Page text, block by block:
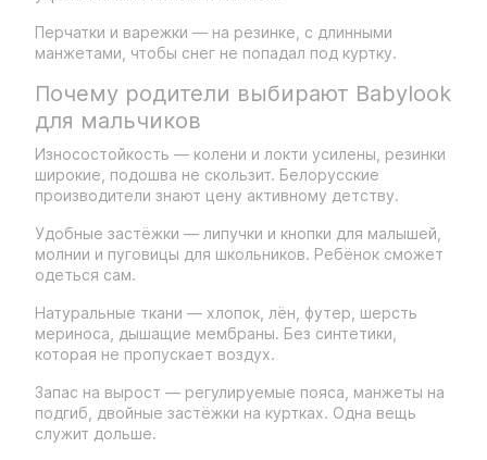
Перчатки и варежки — на резинке, с длинными
манжетами, чтобы снег не попадал под куртку.
Почему родители выбирают Babylook
для мальчиков
Износостойкость — колени и локти усилены, резинки
широкие, подошва не скользит. Белорусские
производители знают цену активному детству.
Удобные застёжки — липучки и кнопки для малышей,
молнии и пуговицы для школьников. Ребёнок сможет
одеться сам.
Натуральные ткани — хлопок, лён, футер, шерсть
мериноса, дышащие мембраны. Без синтетики,
которая не пропускает воздух.
Запас на вырост — регулируемые пояса, манжеты на
подгиб, двойные застёжки на куртках. Одна вещь
служит дольше.